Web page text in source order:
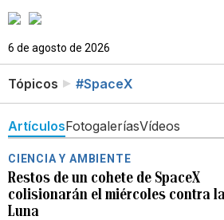
6 de agosto de 2026
Tópicos #SpaceX
ArtículosFotogaleríasVídeos
CIENCIA Y AMBIENTE
Restos de un cohete de SpaceX
colisionarán el miércoles contra la
Luna